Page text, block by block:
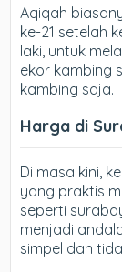
Aqiqah
ke-21 setelah
laki, untuk
ekor kambing
kambing saja.
Harga di
Di masa kini,
yang praktis
seperti
menjadi
simpel dan